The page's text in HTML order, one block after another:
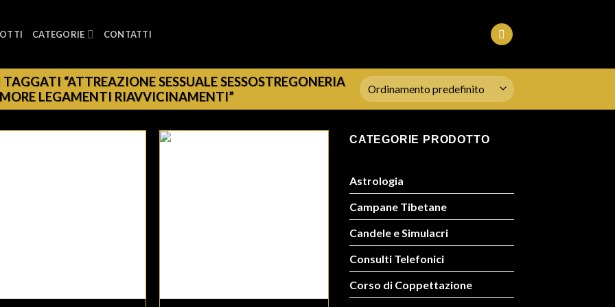
CATEGORIE CONTATTI
“ATTREAZIONE SESSUALE SESSOSTREGONERIA
LEGAMENTI RIAVVICINAMENTI”
CATEGORIE PRODOTTO
Astrologia
Campane Tibetane
Candele e Simulacri
Consulti Telefonici
Corso di Coppettazione